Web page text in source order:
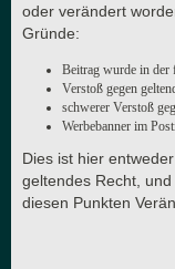
oder verändert
Gründe:
Beitrag wurde in der
Verstoß gegen
schwerer Verstoß
Werbebanner im
Dies ist hier
geltendes Recht,
diesen Punkten